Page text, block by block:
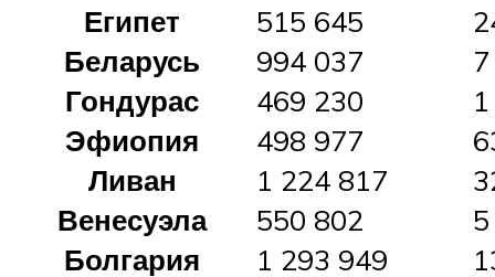
Египет
515 645
Беларусь
994 037
Гондурас
469 230
Эфиопия
498 977
Ливан
1 224 817
Венесуэла
550 802
Болгария
1 293 949